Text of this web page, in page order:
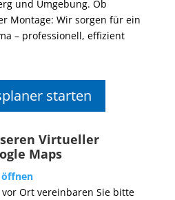
und Umgebung. Ob
Montage: Wir sorgen für ein
– professionell, effizient
starten
Virtueller
Maps
Ort vereinbaren Sie bitte